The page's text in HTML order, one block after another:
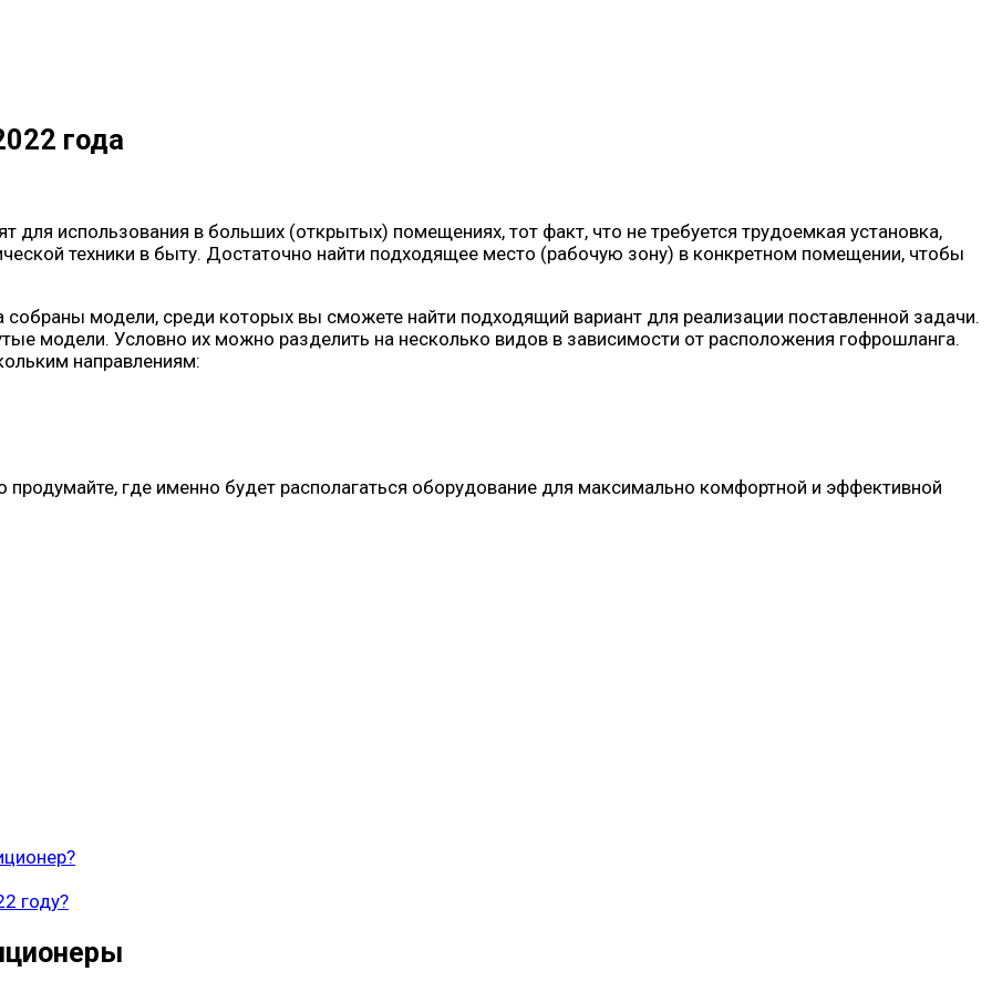
года
использования в больших (открытых) помещениях, тот факт, что не требуется трудоемкая установка,
техники в быту. Достаточно найти подходящее место (рабочую зону) в конкретном помещении, чтобы
модели, среди которых вы сможете найти подходящий вариант для реализации поставленной задачи.
модели. Условно их можно разделить на несколько видов в зависимости от расположения гофрошланга.
направлениям:
продумайте, где именно будет располагаться оборудование для максимально комфортной и эффективной
году?